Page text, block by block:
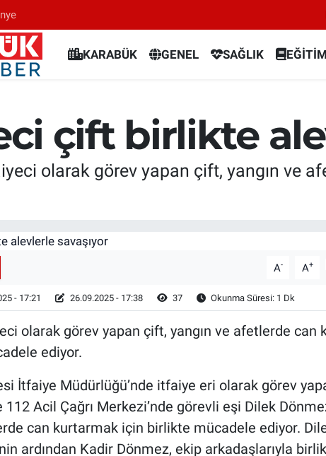
KARABÜK GENEL SAĞLIK EĞİTİM
çift birlikte
olarak görev yapan çift, yangın
A- A+
- 17:21 26.09.2025 - 17:38 37 Okunma Süresi: 1 Dk
olarak görev yapan çift, yangın ve afetlerde can
ediyor.
İtfaiye Müdürlüğü’nde itfaiye eri olarak görev
Acil Çağrı Merkezi’nde görevli eşi Dilek
can kurtarmak için birlikte mücadele ediyor.
ardından Kadir Dönmez, ekip arkadaşlarıyla